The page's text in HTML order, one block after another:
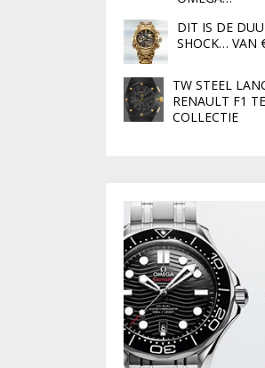
DIT IS DE
SHOCK… VAN
TW STEEL
RENAULT F1
COLLECTIE